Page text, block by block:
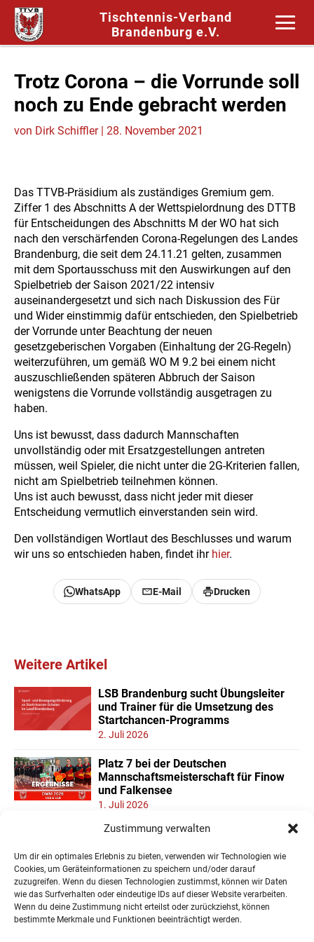
Zustimmung verwalten
Um dir ein optimales Erlebnis zu bieten, verwenden wir Technologien wie
Cookies, um Geräteinformationen zu speichern und/oder darauf
zuzugreifen. Wenn du diesen Technologien zustimmst, können wir Daten
wie das Surfverhalten oder eindeutige IDs auf dieser Website verarbeiten.
Wenn du deine Zustimmung nicht erteilst oder zurückziehst, können
bestimmte Merkmale und Funktionen beeinträchtigt werden.
Tischtennis-Verband
Brandenburg e.V.
Trotz Corona – die Vorrunde soll
noch zu Ende gebracht werden
von Dirk Schiffler| 28. November 2021
Das TTVB-Präsidium als zuständiges Gremium gem.
Ziffer 1 des Abschnitts A der Wettspielordnung des DTTB
für Entscheidungen des Abschnitts M der WO hat sich
nach den verschärfenden Corona-Regelungen des Landes
Brandenburg, die seit dem 24.11.21 gelten, zusammen
mit dem Sportausschuss mit den Auswirkungen auf den
Spielbetrieb der Saison 2021/22 intensiv
auseinandergesetzt und sich nach Diskussion des Für
und Wider einstimmig dafür entschieden, den Spielbetrieb
der Vorrunde unter Beachtung der neuen
gesetzgeberischen Vorgaben (Einhaltung der 2G-Regeln)
weiterzuführen, um gemäß WO M 9.2 bei einem nicht
auszuschließenden späteren Abbruch der Saison
wenigstens die Vorrunde vollständig ausgetragen zu
haben.
Uns ist bewusst, dass dadurch Mannschaften
unvollständig oder mit Ersatzgestellungen antreten
müssen, weil Spieler, die nicht unter die 2G-Kriterien fallen,
nicht am Spielbetrieb teilnehmen können.
Uns ist auch bewusst, dass nicht jeder mit dieser
Entscheidung vermutlich einverstanden sein wird.
Den vollständigen Wortlaut des Beschlusses und warum
wir uns so entschieden haben, findet ihr hier.
WhatsApp E-Mail Drucken
Weitere Artikel
LSB Brandenburg sucht Übungsleiter
und Trainer für die Umsetzung des
Startchancen-Programms
2. Juli 2026
Platz 7 bei der Deutschen
Mannschaftsmeisterschaft für Finow
und Falkensee
1. Juli 2026
Neuer Teilnehmerrekord und Finower
Landesmannschaftspokal U11/13
22. Juni 2026
« Ältere Einträge